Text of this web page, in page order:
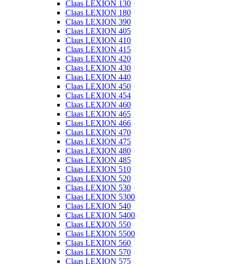
Claas LEXION 130
Claas LEXION 180
Claas LEXION 390
Claas LEXION 405
Claas LEXION 410
Claas LEXION 415
Claas LEXION 420
Claas LEXION 430
Claas LEXION 440
Claas LEXION 450
Claas LEXION 454
Claas LEXION 460
Claas LEXION 465
Claas LEXION 466
Claas LEXION 470
Claas LEXION 475
Claas LEXION 480
Claas LEXION 485
Claas LEXION 510
Claas LEXION 520
Claas LEXION 530
Claas LEXION 5300
Claas LEXION 540
Claas LEXION 5400
Claas LEXION 550
Claas LEXION 5500
Claas LEXION 560
Claas LEXION 570
Claas LEXION 575